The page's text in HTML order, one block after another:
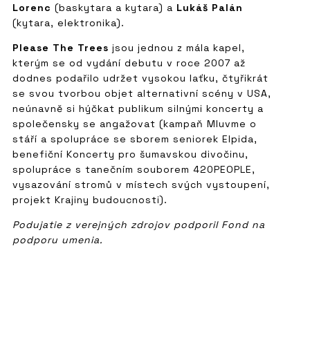
Lorenc (baskytara a kytara) a Lukáš Palán
(kytara, elektronika).
Please The Trees jsou jednou z mála kapel,
kterým se od vydání debutu v roce 2007 až
dodnes podařilo udržet vysokou laťku, čtyřikrát
se svou tvorbou objet alternativní scény v USA,
neúnavně si hýčkat publikum silnými koncerty a
společensky se angažovat (kampaň Mluvme o
stáří a spolupráce se sborem seniorek Elpida,
benefiční Koncerty pro šumavskou divočinu,
spolupráce s tanečním souborem 420PEOPLE,
vysazování stromů v místech svých vystoupení,
projekt Krajiny budoucnosti).
Podujatie z verejných zdrojov podporil Fond na
podporu umenia.